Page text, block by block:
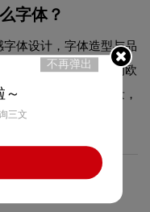
字体？
体设计，字体造型与品
同时，彰显了品牌的欧
间距都经过精心考量，
持一致的品牌调性。
么设计风格？
不再弹出
～
三文